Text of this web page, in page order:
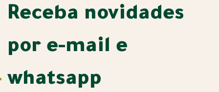
Receba novidades
por e-mail e
whatsapp